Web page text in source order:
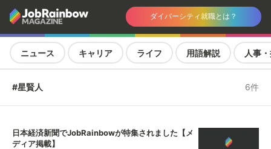
ダイバーシティ就職とは？
ニュース キャリア ライフ 用語解説 人事
#星賢人 6件
日本経済新聞でJobRainbowが特集されました【メ
ディア掲載】